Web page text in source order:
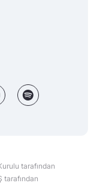
tarafından
tarafından